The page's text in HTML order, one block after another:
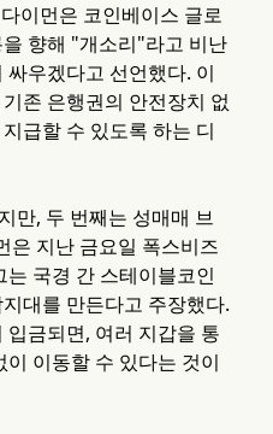
이먼은 코인베이스 글로
향해 "개소리"라고 비난
우겠다고 선언했다. 이
존 은행권의 안전장치 없
급할 수 있도록 하는 디
만, 두 번째는 성매매 브
은 지난 금요일 폭스비즈
국경 간 스테이블코인
대를 만든다고 주장했다.
금되면, 여러 지갑을 통
이동할 수 있다는 것이